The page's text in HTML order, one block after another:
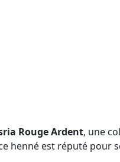
Rouge Ardent, une
henné est réputé pour